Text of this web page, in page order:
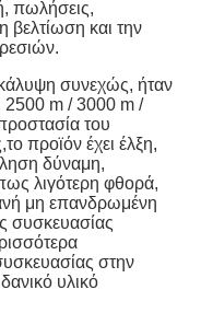
πωλήσεις,
βελτίωση και την
συνεχώς, ήταν
2500 m / 3000 m /
του
προϊόν έχει έλξη,
δύναμη,
λιγότερη φθορά,
μη επανδρωμένη
συσκευασίας
στην
υλικό